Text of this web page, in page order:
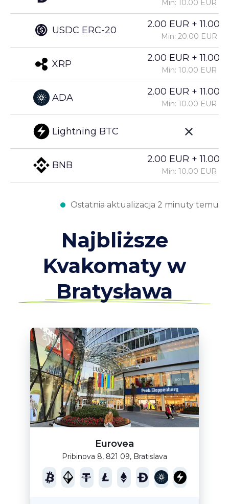
USDC ERC-20
XRP
ADA
Lightning BTC
BNB
Min: 10.00 EUR
2.00 EUR +
Min: 20.00 EUR
2.00 EUR +
Min: 10.00 EUR
2.00 EUR +
Min: 10.00 EUR
2.00 EUR +
Min: 10.00 EUR
Ostatnia aktualizacja 2 minuty temu
Najbliższe
Kvakomaty w
Bratysława
Eurovea
Pribinova 8, 821 09, Bratislava